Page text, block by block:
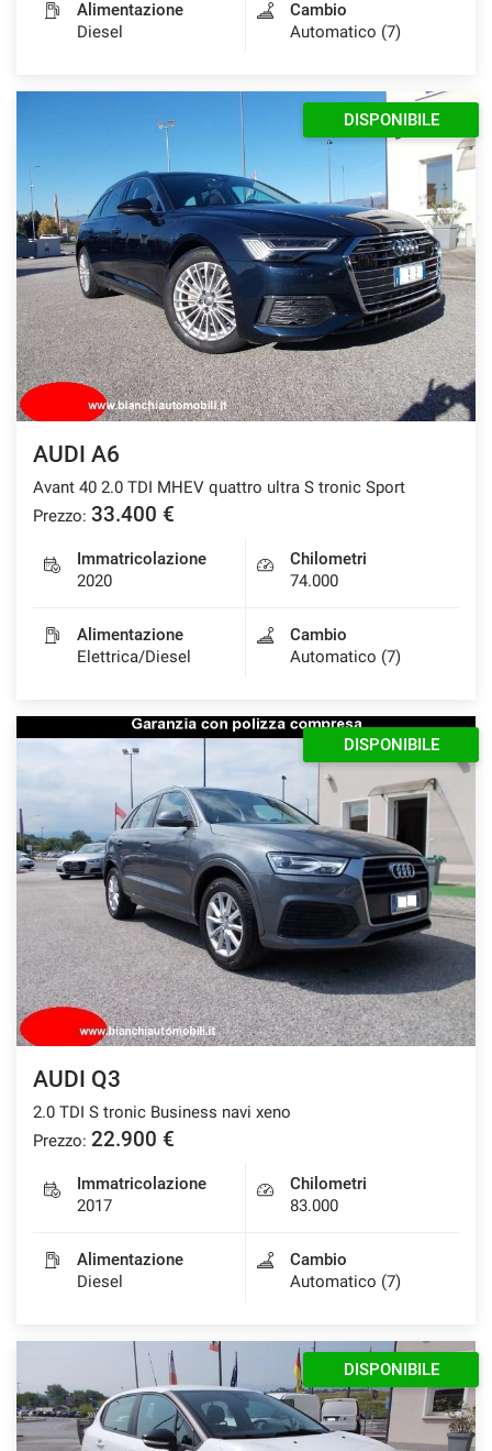
Alimentazione
Diesel
Cambio
Automatico (7)
DISPONIBILE
AUDI A6
Avant 40 2.0 TDI MHEV quattro ultra S tronic Sport
Prezzo: 33.400 €
Immatricolazione
2020
Chilometri
74.000
Alimentazione
Elettrica/Diesel
Cambio
Automatico (7)
DISPONIBILE
AUDI Q3
2.0 TDI S tronic Business navi xeno
Prezzo: 22.900 €
Immatricolazione
2017
Chilometri
83.000
Alimentazione
Diesel
Cambio
Automatico (7)
DISPONIBILE